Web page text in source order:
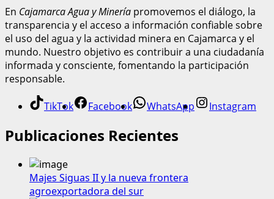
En Cajamarca Agua y Minería promovemos el diálogo, la
transparencia y el acceso a información confiable sobre
el uso del agua y la actividad minera en Cajamarca y el
mundo. Nuestro objetivo es contribuir a una ciudadanía
informada y consciente, fomentando la participación
responsable.
TikTok Facebook WhatsApp Instagram
Publicaciones Recientes
Majes Siguas II y la nueva frontera
agroexportadora del sur